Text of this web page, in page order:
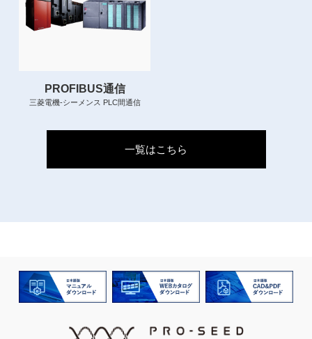
PROFIBUS通信
三菱電機-シーメンス PLC間通信
一覧はこちら